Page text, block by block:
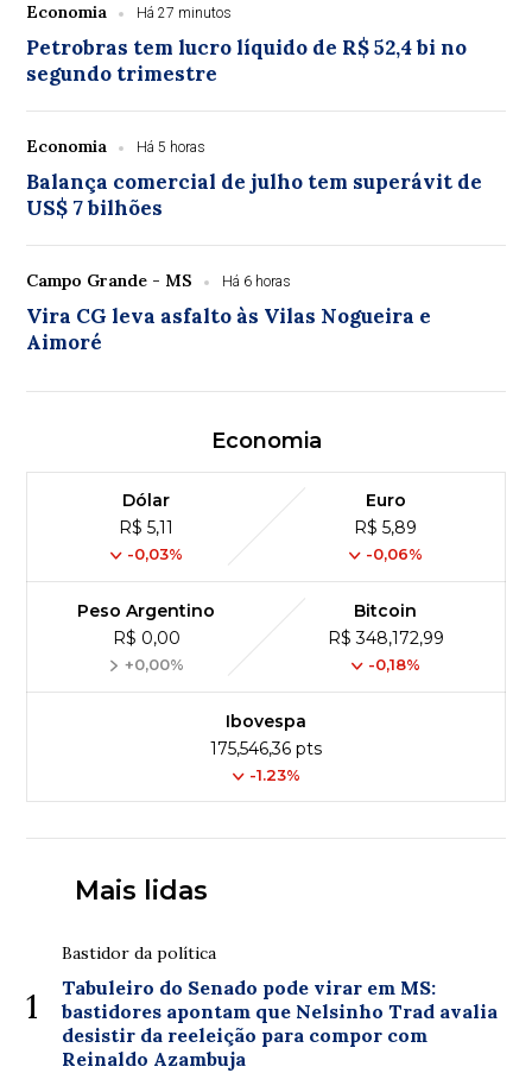
Economia Há 27 minutos
Petrobras tem lucro líquido de R$ 52,4 bi no
segundo trimestre
Economia Há 5 horas
Balança comercial de julho tem superávit de
US$ 7 bilhões
Campo Grande - MS Há 6 horas
Vira CG leva asfalto às Vilas Nogueira e
Aimoré
Economia
Dólar
R$ 5,11
-0,03%
Euro
R$ 5,89
-0,06%
Peso Argentino
R$ 0,00
+0,00%
Bitcoin
R$ 348,172,99
-0,18%
Ibovespa
175,546,36 pts
-1.23%
Mais lidas
1
Bastidor da política
Tabuleiro do Senado pode virar em MS:
bastidores apontam que Nelsinho Trad avalia
desistir da reeleição para compor com
Reinaldo Azambuja